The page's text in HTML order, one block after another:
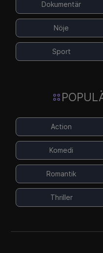
Dokumentär
Nöje
Sport
Action
Komedi
Romantik
Thriller